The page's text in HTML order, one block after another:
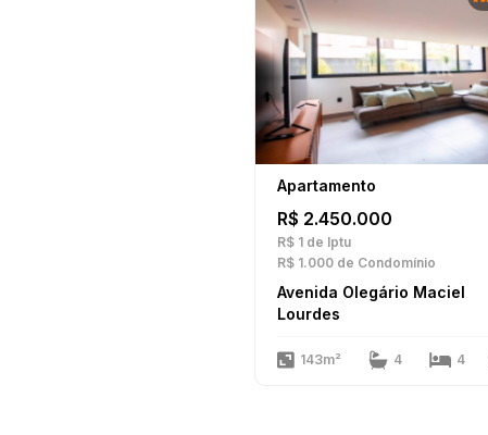
Apartamento
R$ 2.450.000
R$ 1 de Iptu
R$ 1.000 de Condomínio
Avenida Olegário Maciel
Lourdes
143m² 4 4